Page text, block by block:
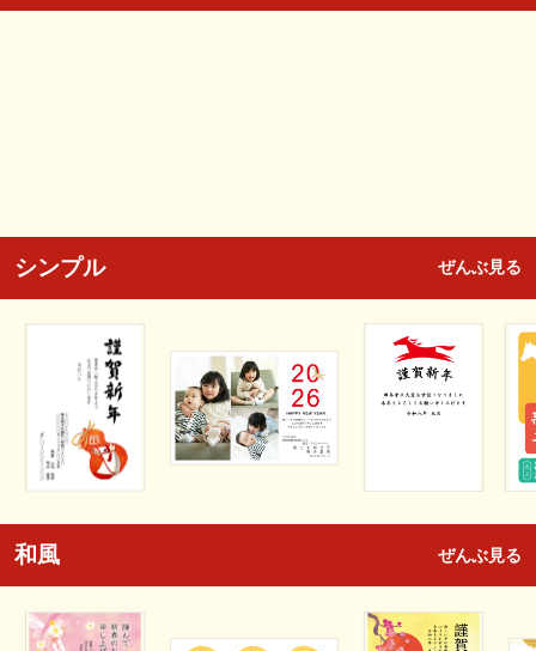
シンプル ぜんぶ見る
和風 ぜんぶ見る